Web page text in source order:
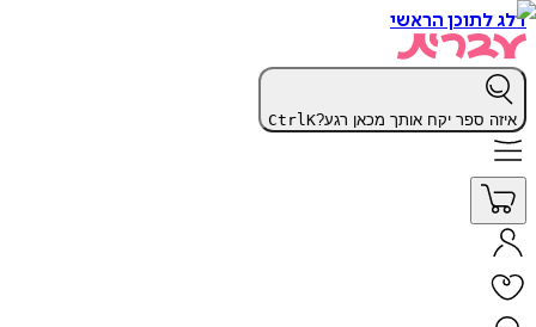
דלג לתוכן הראשי
איזה ספר יקח אותך מכאן רגע? CtrlK